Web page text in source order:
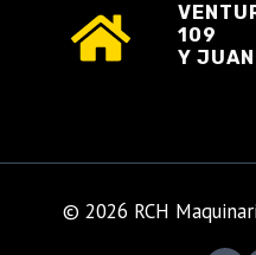
109
Y
© 2026 RCH